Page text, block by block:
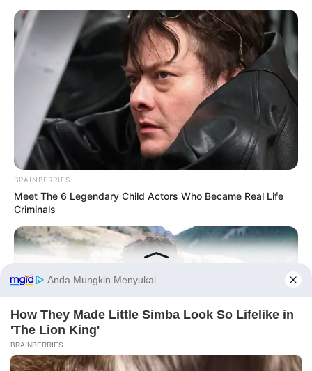
PRIVACY POLICY DISCLAIMER HUBUNGI KAMI
BRAINBERRIES
Meet The 6 Legendary Child Actors Who Became Real Life
Criminals
Before You Go